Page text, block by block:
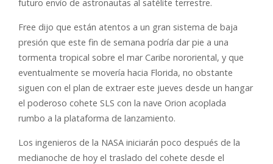
futuro envío de astronautas al satélite terrestre.
Free dijo que están atentos a un gran sistema de baja
presión que este fin de semana podría dar pie a una
tormenta tropical sobre el mar Caribe nororiental, y que
eventualmente se movería hacia Florida, no obstante
siguen con el plan de extraer este jueves desde un hangar
el poderoso cohete SLS con la nave Orion acoplada
rumbo a la plataforma de lanzamiento.
Los ingenieros de la NASA iniciarán poco después de la
medianoche de hoy el traslado del cohete desde el